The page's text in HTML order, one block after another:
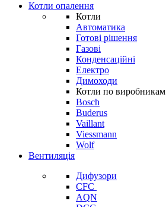
Котли опалення
Котли
Автоматика
Готові рішення
Газові
Конденсаційні
Електро
Димоходи
Котли по виробникам
Bosch
Buderus
Vaillant
Viessmann
Wolf
Вентиляція
Дифузори
CFC
AQN